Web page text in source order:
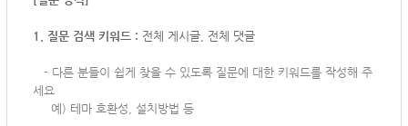
1. 질문 검색 키워드 : 전체 게시글, 전체 댓글
- 다른 분들이 쉽게 찾을 수 있도록 질문에 대한 키워드를 작성해 주
세요
예) 테마 호환성, 설치방법 등